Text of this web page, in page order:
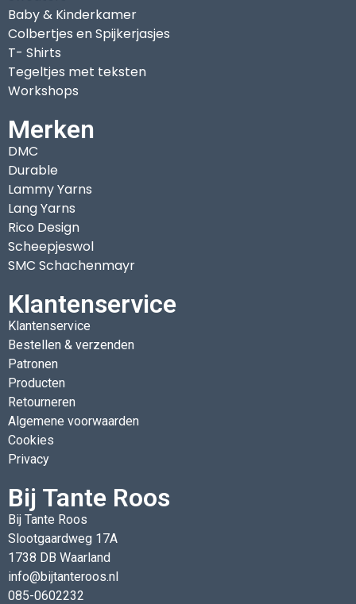
Baby & Kinderkamer
Colbertjes en Spijkerjasjes
T- Shirts
Tegeltjes met teksten
Workshops
Merken
DMC
Durable
Lammy Yarns
Lang Yarns
Rico Design
Scheepjeswol
SMC Schachenmayr
Klantenservice
Klantenservice
Bestellen & verzenden
Patronen
Producten
Retourneren
Algemene voorwaarden
Cookies
Privacy
Bij Tante Roos
Bij Tante Roos
Slootgaardweg 17A
1738 DB Waarland
info@bijtanteroos.nl
085-0602232